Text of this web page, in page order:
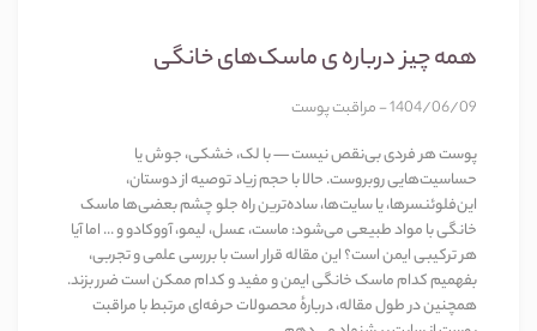
همه چیز درباره ی ماسک‌های خانگی
1404/06/09 - مراقبت پوست
پوست هر فردی بی‌نقص نیست — با لک، خشکی، جوش یا
حساسیت‌هایی روبروست. حالا با حجم زیاد توصیه از دوستان،
این‌فلوئنسرها، یا سایت‌ها، ساده‌ترین راه جلو چشم بعضی‌ها ماسک
خانگی با مواد طبیعی می‌شود: ماست، عسل، لیمو، آووکادو و ... اما آیا
هر ترکیبی ایمن است؟ این مقاله قرار است با بررسی علمی و تجربی،
بفهمیم کدام ماسک خانگی ایمن و مفید و کدام ممکن است ضرر بزند.
همچنین در طول مقاله، دربارهٔ محصولات حرفه‌ای مرتبط با مراقبت